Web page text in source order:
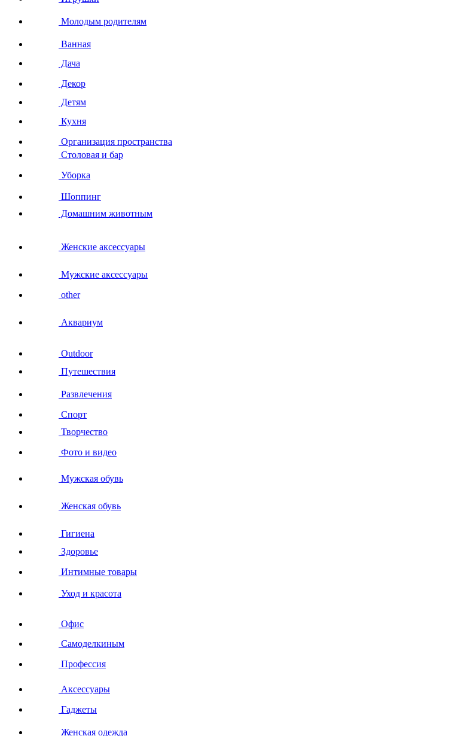
Молодым родителям
Ванная
Дача
Декор
Детям
Кухня
Организация пространства
Столовая и бар
Уборка
Шоппинг
Домашним животным
Женские аксессуары
Мужские аксессуары
other
Аквариум
Outdoor
Путешествия
Развлечения
Спорт
Творчество
Фото и видео
Мужская обувь
Женская обувь
Гигиена
Здоровье
Интимные товары
Уход и красота
Офис
Самоделкиным
Профессия
Аксессуары
Гаджеты
Женская одежда